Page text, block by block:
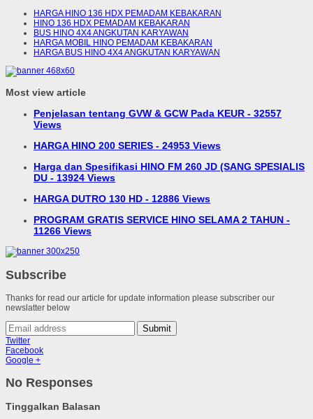
HARGA HINO 136 HDX PEMADAM KEBAKARAN
HINO 136 HDX PEMADAM KEBAKARAN
BUS HINO 4X4 ANGKUTAN KARYAWAN
HARGA MOBIL HINO PEMADAM KEBAKARAN
HARGA BUS HINO 4X4 ANGKUTAN KARYAWAN
Most view article
Penjelasan tentang GVW & GCW Pada KEUR - 32557
Views
HARGA HINO 200 SERIES - 24953 Views
Harga dan Spesifikasi HINO FM 260 JD (SANG SPESIALIS
DU - 13924 Views
HARGA DUTRO 130 HD - 12886 Views
PROGRAM GRATIS SERVICE HINO SELAMA 2 TAHUN -
11266 Views
Subscribe
Thanks for read our article for update information please subscriber our
newslatter below
Submit
Twitter
Facebook
Google +
No Responses
Tinggalkan Balasan